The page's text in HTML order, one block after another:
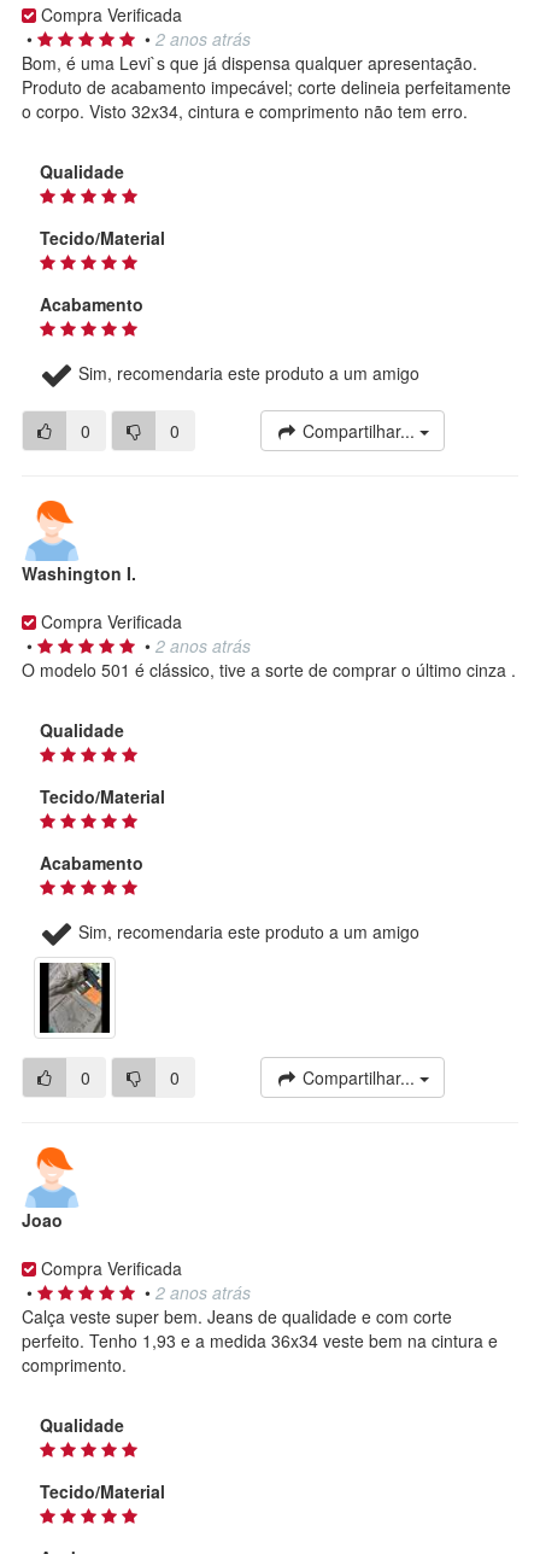
Compra Verificada
•
• 2 anos atrás
Bom, é uma Levi`s que já dispensa qualquer apresentação.
Produto de acabamento impecável; corte delineia perfeitamente
o corpo. Visto 32x34, cintura e comprimento não tem erro.
Qualidade
Tecido/Material
Acabamento
Sim, recomendaria este produto a um amigo
0 0 Compartilhar...
Washington I.
Compra Verificada
•
• 2 anos atrás
O modelo 501 é clássico, tive a sorte de comprar o último cinza .
Qualidade
Tecido/Material
Acabamento
Sim, recomendaria este produto a um amigo
0 0 Compartilhar...
Joao
Compra Verificada
•
• 2 anos atrás
Calça veste super bem. Jeans de qualidade e com corte
perfeito. Tenho 1,93 e a medida 36x34 veste bem na cintura e
comprimento.
Qualidade
Tecido/Material